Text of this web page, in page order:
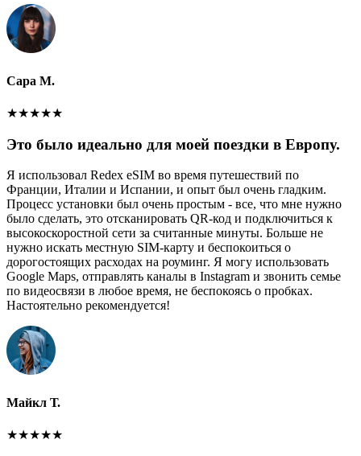
Сара М.
★★★★★
Это было идеально для моей поездки в Европу.
Я использовал Redex eSIM во время путешествий по
Франции, Италии и Испании, и опыт был очень гладким.
Процесс установки был очень простым - все, что мне нужно
было сделать, это отсканировать QR-код и подключиться к
высокоскоростной сети за считанные минуты. Больше не
нужно искать местную SIM-карту и беспокоиться о
дорогостоящих расходах на роуминг. Я могу использовать
Google Maps, отправлять каналы в Instagram и звонить семье
по видеосвязи в любое время, не беспокоясь о пробках.
Настоятельно рекомендуется!
Майкл Т.
★★★★★